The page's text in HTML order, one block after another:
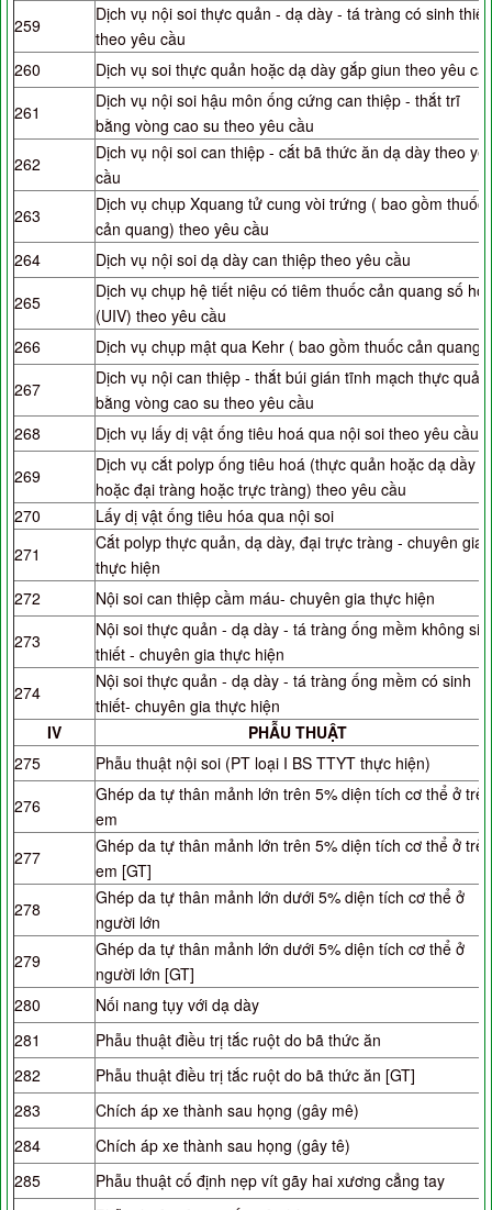
259
Dịch vụ nội soi thực quản - dạ dày - tá tràng có sinh thiết
theo yêu cầu
260
Dịch vụ soi thực quản hoặc dạ dày gắp giun theo yêu
261
Dịch vụ nội soi hậu môn ống cứng can thiệp - thắt trĩ
bằng vòng cao su theo yêu cầu
262
Dịch vụ nội soi can thiệp - cắt bã thức ăn dạ dày theo
cầu
263
Dịch vụ chụp Xquang tử cung vòi trứng ( bao gồm thuốc
cản quang) theo yêu cầu
264
Dịch vụ nội soi dạ dày can thiệp theo yêu cầu
265
Dịch vụ chụp hệ tiết niệu có tiêm thuốc cản quang số
(UIV) theo yêu cầu
266
Dịch vụ chụp mật qua Kehr ( bao gồm thuốc cản quang)
267
Dịch vụ nội can thiệp - thắt búi gián tĩnh mạch thực quản
bằng vòng cao su theo yêu cầu
268
Dịch vụ lấy dị vật ống tiêu hoá qua nội soi theo yêu cầu
269
Dịch vụ cắt polyp ống tiêu hoá (thực quản hoặc dạ dầy
hoặc đại tràng hoặc trực tràng) theo yêu cầu
270
Lấy dị vật ống tiêu hóa qua nội soi
271
Cắt polyp thực quản, dạ dày, đại trực tràng - chuyên gia
thực hiện
272
Nội soi can thiệp cầm máu- chuyên gia thực hiện
273
Nội soi thực quản - dạ dày - tá tràng ống mềm không
thiết - chuyên gia thực hiện
274
Nội soi thực quản - dạ dày - tá tràng ống mềm có sinh
thiết- chuyên gia thực hiện
IV
PHẪU THUẬT
275
Phẫu thuật nội soi (PT loại I BS TTYT thực hiện)
276
Ghép da tự thân mảnh lớn trên 5% diện tích cơ thể ở trẻ
em
277
Ghép da tự thân mảnh lớn trên 5% diện tích cơ thể ở trẻ
em [GT]
278
Ghép da tự thân mảnh lớn dưới 5% diện tích cơ thể ở
người lớn
279
Ghép da tự thân mảnh lớn dưới 5% diện tích cơ thể ở
người lớn [GT]
280
Nối nang tụy với dạ dày
281
Phẫu thuật điều trị tắc ruột do bã thức ăn
282
Phẫu thuật điều trị tắc ruột do bã thức ăn [GT]
283
Chích áp xe thành sau họng (gây mê)
284
Chích áp xe thành sau họng (gây tê)
285
Phẫu thuật cố định nẹp vít gãy hai xương cẳng tay